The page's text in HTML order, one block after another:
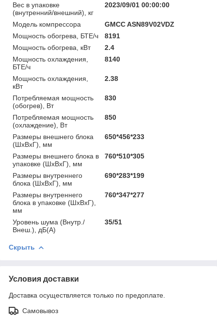
Вес в упаковке
(внутренний/внешний), кг
2023/09/01 00:00:00
Модель компрессора
GMCC ASN89V02VDZ
Мощность обогрева, БТЕ/ч
8191
Мощность обогрева, кВт
2.4
Мощность охлаждения,
БТЕ/ч
8140
Мощность охлаждения,
кВт
2.38
Потребляемая мощность
(обогрев), Вт
830
Потребляемая мощность
(охлаждение), Вт
850
Размеры внешнего блока
(ШхВхГ), мм
650*456*233
Размеры внешнего блока в
упаковке (ШхВхГ), мм
760*510*305
Размеры внутреннего
блока (ШхВхГ), мм
690*283*199
Размеры внутреннего
блока в упаковке (ШхВхГ),
мм
760*347*277
Уровень шума (Внутр./
Внеш.), дБ(А)
35/51
Скрыть
Условия доставки
Доставка осуществляется только по предоплате.
Самовывоз